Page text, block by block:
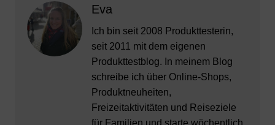
Eva
Ich bin seit 2008 Produkttesterin,
seit 2011 mit dem eigenen
Produkttestblog. In meinem Blog
schreibe ich über Online-Shops,
Produktneuheiten,
Freizeitaktivitäten und Reiseziele
für Familien und starte wöchentlich